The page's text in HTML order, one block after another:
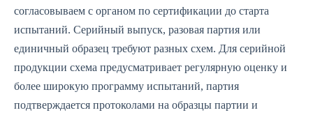
согласовываем с органом по сертификации до старта
испытаний. Серийный выпуск, разовая партия или
единичный образец требуют разных схем. Для серийной
продукции схема предусматривает регулярную оценку и
более широкую программу испытаний, партия
подтверждается протоколами на образцы партии и